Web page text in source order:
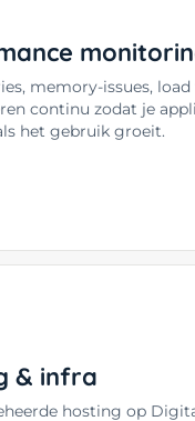
memory-issues,
continu zodat je
het gebruik groeit.
& infra
hosting op